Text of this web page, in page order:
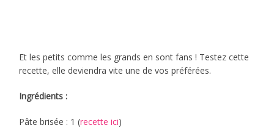
Et les petits comme les grands en sont fans ! Testez cette
recette, elle deviendra vite une de vos préférées.
Ingrédients :
Pâte brisée : 1 (recette ici)